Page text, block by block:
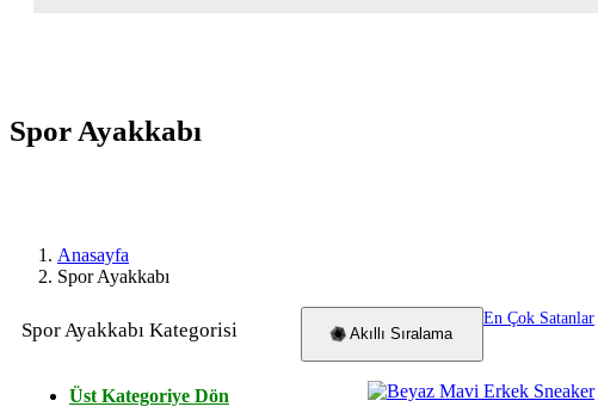
Spor Ayakkabı
Anasayfa
Spor Ayakkabı
Spor Ayakkabı Kategorisi
Üst Kategoriye Dön
Akıllı Sıralama
En Çok Satanlar